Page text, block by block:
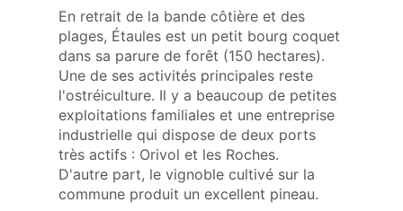
En retrait de la bande côtière et des
plages, Étaules est un petit bourg coquet
dans sa parure de forêt (150 hectares).
Une de ses activités principales reste
l'ostréiculture. Il y a beaucoup de petites
exploitations familiales et une entreprise
industrielle qui dispose de deux ports
très actifs : Orivol et les Roches.
D'autre part, le vignoble cultivé sur la
commune produit un excellent pineau.